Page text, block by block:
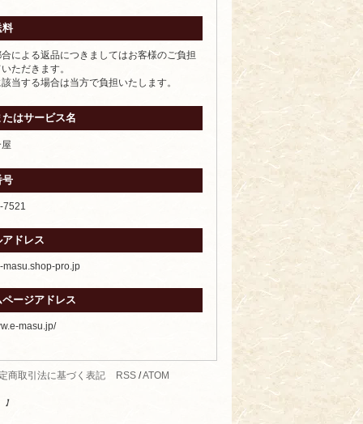
料
による返品につきましてはお客様のご負担
ただきます。
当する場合は当方で負担いたします。
はサービス名
号
7521
ドレス
masu.shop-pro.jp
ージアドレス
masu.jp/
商取引法に基づく表記 RSS/ATOM
】